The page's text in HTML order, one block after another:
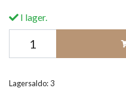
I lager.
Lagersaldo: 3